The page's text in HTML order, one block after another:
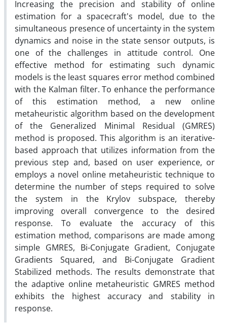
Increasing the precision and stability of online
estimation for a spacecraft's model, due to the
simultaneous presence of uncertainty in the system
dynamics and noise in the state sensor outputs, is
one of the challenges in attitude control. One
effective method for estimating such dynamic
models is the least squares error method combined
with the Kalman filter. To enhance the performance
of this estimation method, a new online
metaheuristic algorithm based on the development
of the Generalized Minimal Residual (GMRES)
method is proposed. This algorithm is an iterative-
based approach that utilizes information from the
previous step and, based on user experience, or
employs a novel online metaheuristic technique to
determine the number of steps required to solve
the system in the Krylov subspace, thereby
improving overall convergence to the desired
response. To evaluate the accuracy of this
estimation method, comparisons are made among
simple GMRES, Bi-Conjugate Gradient, Conjugate
Gradients Squared, and Bi-Conjugate Gradient
Stabilized methods. The results demonstrate that
the adaptive online metaheuristic GMRES method
exhibits the highest accuracy and stability in
response.